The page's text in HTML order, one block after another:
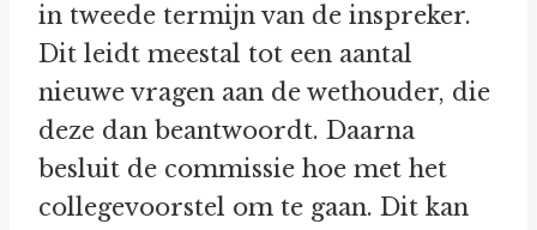
in tweede termijn van de inspreker.
Dit leidt meestal tot een aantal
nieuwe vragen aan de wethouder, die
deze dan beantwoordt. Daarna
besluit de commissie hoe met het
collegevoorstel om te gaan. Dit kan